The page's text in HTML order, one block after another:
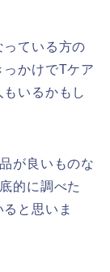
っている方の
かけでTケア
いるかもし
が良いものな
的に調べた
と思いま